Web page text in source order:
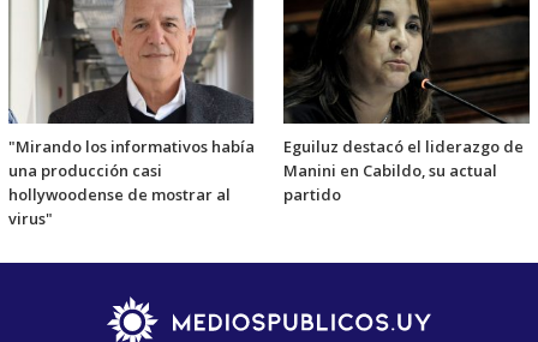
"Mirando los informativos había
una producción casi
hollywoodense de mostrar al
virus"
Eguiluz destacó el liderazgo de
Manini en Cabildo, su actual
partido